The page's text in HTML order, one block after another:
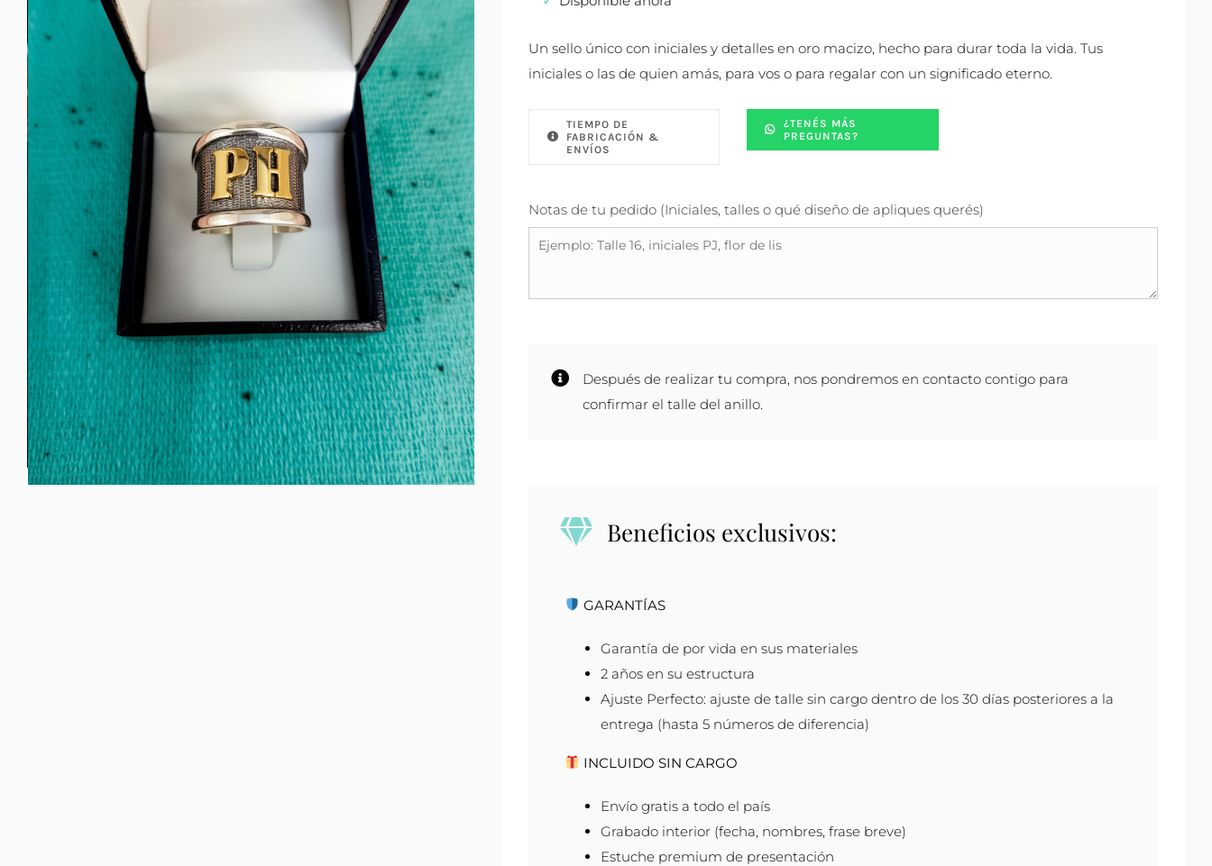
Un sello único con iniciales y detalles en oro macizo, hecho para durar toda la vida. Tus
iniciales o las de quien amás, para vos o para regalar con un significado eterno.
TIEMPO DE
FABRICACIÓN &
ENVÍOS
¿TENÉS MÁS
PREGUNTAS?
Notas de tu pedido (Iniciales, talles o qué diseño de apliques querés)
Después de realizar tu compra, nos pondremos en contacto contigo para
confirmar el talle del anillo.
Beneficios exclusivos:
GARANTÍAS
Garantía de por vida en sus materiales
2 años en su estructura
Ajuste Perfecto: ajuste de talle sin cargo dentro de los 30 días posteriores a la
entrega (hasta 5 números de diferencia)
INCLUIDO SIN CARGO
Envío gratis a todo el país
Grabado interior (fecha, nombres, frase breve)
Estuche premium de presentación